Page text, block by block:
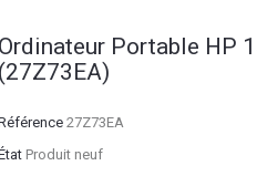
Ordinateur Portable HP
(27Z73EA)
27Z73EA
Produit neuf